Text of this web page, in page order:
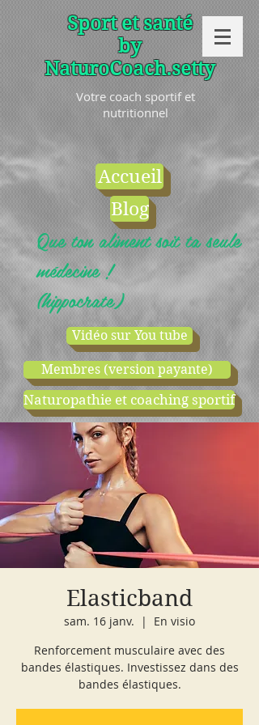
Sport et santé
by
NaturoCoach.setty
Votre coach sportif et
nutritionnel
Accueil
Blog
Que ton aliment soit ta seule
médecine !
(hippocrate)
Vidéo sur You tube
Membres (version payante)
Naturopathie et coaching sportif
cours d'essai
Elasticband
sam. 16 janv.
  |
En visio
Renforcement musculaire avec des
bandes élastiques. Investissez dans des
bandes élastiques.